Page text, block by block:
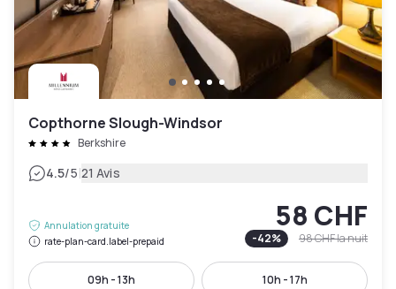
Copthorne Slough-Windsor
Berkshire
4.5/5|21 Avis
Annulation gratuite
rate-plan-card.label-prepaid
58 CHF
-42% 98 CHFla nuit
09h - 13h 10h - 17h